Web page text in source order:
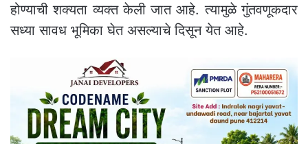
होण्याची शक्यता व्यक्त केली जात आहे. त्यामुळे गुंतवणूकदार
सध्या सावध भूमिका घेत असल्याचे दिसून येत आहे.